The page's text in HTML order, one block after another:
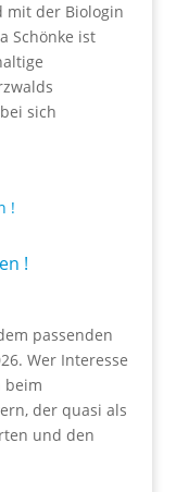
mit der Biologin
Schönke ist
sich
!
passenden
Wer Interesse
beim
der quasi als
und den